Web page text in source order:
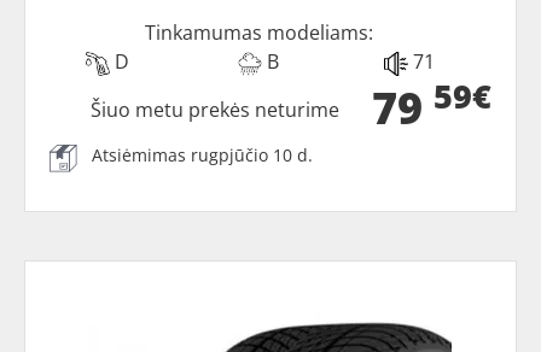
Tinkamumas modeliams:
D
B 71
79 59€
Šiuo metu prekės neturime
Atsiėmimas rugpjūčio 10 d.